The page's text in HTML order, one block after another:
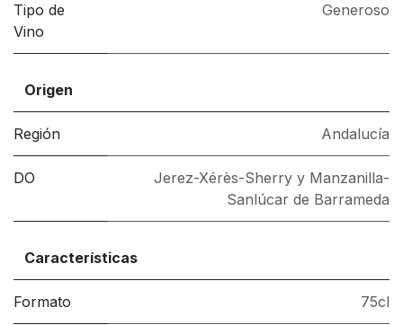
Tipo de
Vino
Generoso
Origen
Región Andalucía
DO
Jerez-Xérès-Sherry y Manzanilla-
Sanlúcar de Barrameda
Características
Formato 75cl